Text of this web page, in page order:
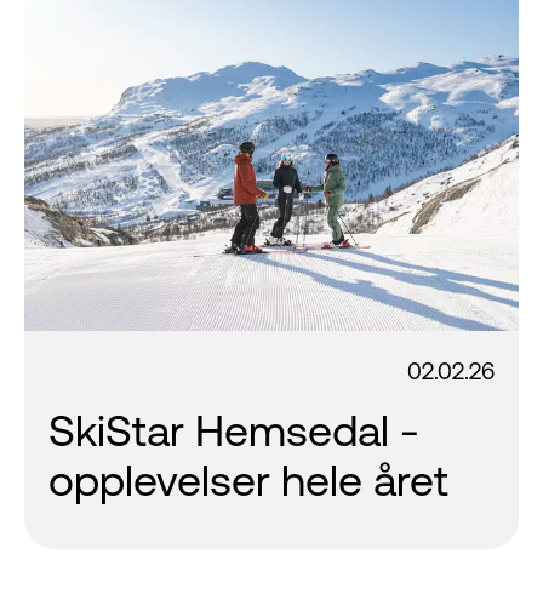
02.02.26
SkiStar Hemsedal -
opplevelser hele året